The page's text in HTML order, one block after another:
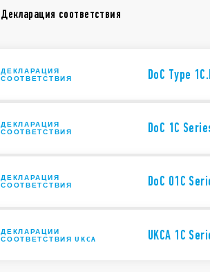
Декларация соответствия
ДЕКЛАРАЦИЯ
СООТВЕТСТВИЯ
DoC Type
ДЕКЛАРАЦИЯ
СООТВЕТСТВИЯ
DoC 1C
ДЕКЛАРАЦИЯ
СООТВЕТСТВИЯ
DoC 01C
ДЕКЛАРАЦИИ
СООТВЕТСТВИЯ UKCA
UKCA 1C